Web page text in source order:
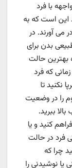
با فرد
این است که به
می آورند. در
بدن برای
بهترین حالت
که فرد
نکنید تا
را در وضعیت
وجب بالا ببرید.
کنید و یا
فرد در حالت
چرا که
نوشیدنی را